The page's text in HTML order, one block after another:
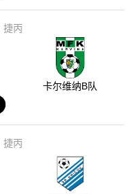
捷丙
卡尔维纳B队
捷丙